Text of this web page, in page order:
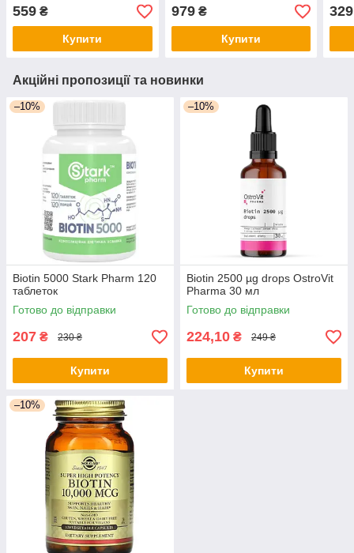
559 ₴
Купити
979₴
Купити
329
Акційні пропозиції та новинки
–10%
Biotin 5000 Stark Pharm 120
таблеток
Готово до відправки
207 ₴ 230 ₴
Купити
–10%
Biotin 2500 µg drops OstroVit
Pharma 30 мл
Готово до відправки
224,10 ₴ 249 ₴
Купити
–10%